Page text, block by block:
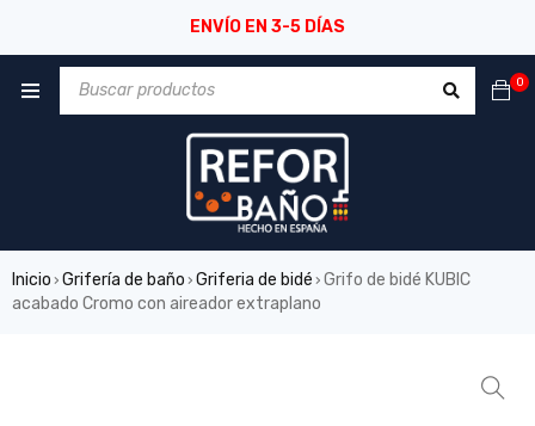
ENVÍO EN 3-5 DÍAS
0
Inicio › Grifería de baño › Griferia de bidé › Grifo de bidé KUBIC
acabado Cromo con aireador extraplano